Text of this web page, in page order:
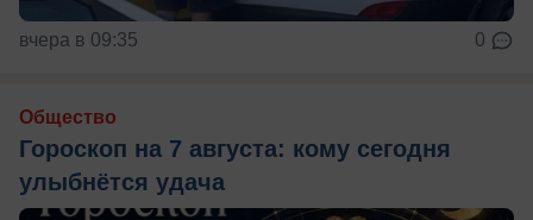
вчера в 09:35 0
Общество
Гороскоп на 7 августа: кому сегодня
улыбнётся удача